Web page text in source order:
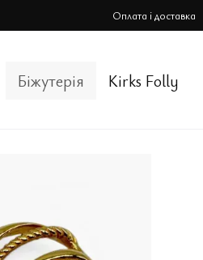
Оплата і доставка
Біжутерія Kirks Folly